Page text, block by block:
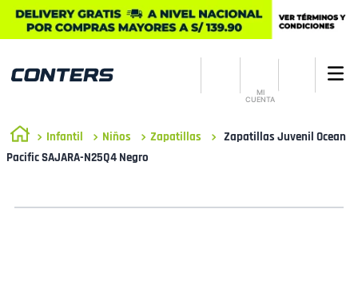
MI
CUENTA
Infantil Niños Zapatillas
Zapatillas Juvenil Ocean
Pacific SAJARA-N25Q4 Negro